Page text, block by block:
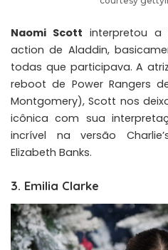
Naomi Scott interpretou a
action de Aladdin,
todas que participava. A
reboot de Power Rangers
Montgomery), Scott nos
icônica com sua
incrível na versão
Elizabeth Banks.
3. Emilia Clarke